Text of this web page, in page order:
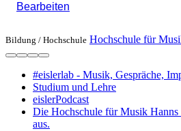
Bearbeiten
Bildung / Hochschule Hochschule für
#eislerlab - Musik, Gespräche,
Studium und Lehre
eislerPodcast
Die Hochschule für Musik Hanns
aus.